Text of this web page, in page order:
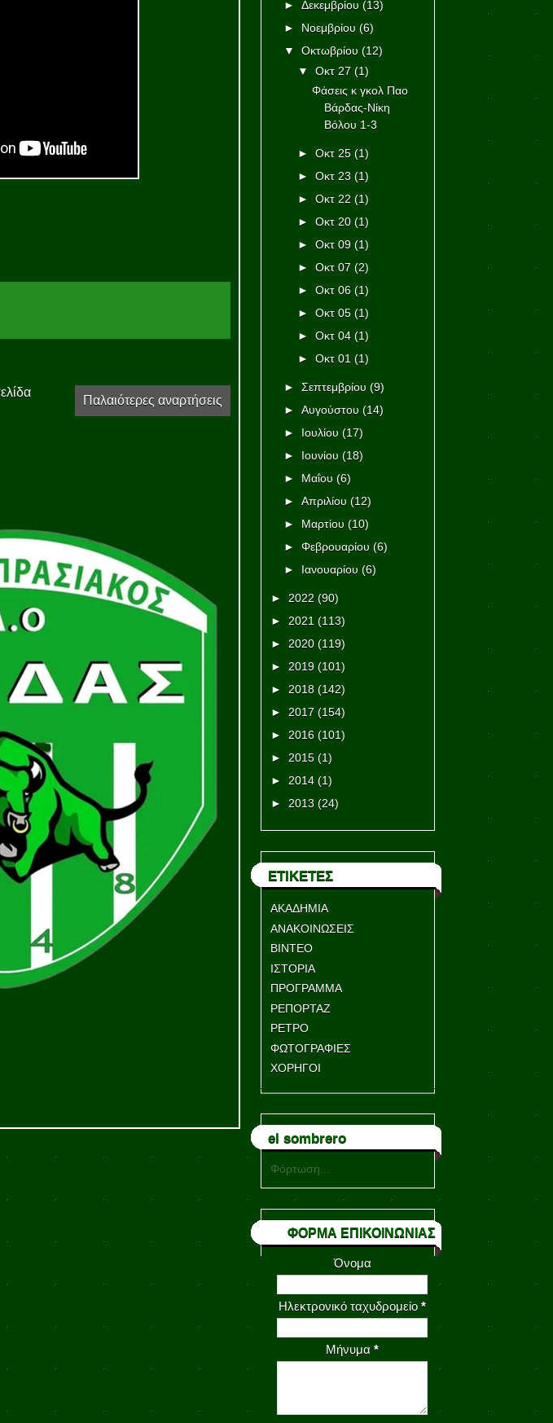
Παλαιότερες αναρτήσεις
►Δεκεμβρίου (13)
► Νοεμβρίου (6)
▼
Οκτωβρίου (12)
▼
Οκτ 27 (1)
Φάσεις κ γκολ Παο
Βάρδας-Νίκη
Βόλου 1-3
►Οκτ 25 (1)
►Οκτ 23 (1)
►Οκτ 22 (1)
►Οκτ 20 (1)
►Οκτ 09 (1)
►Οκτ 07 (2)
►Οκτ 06 (1)
►Οκτ 05 (1)
►Οκτ 04 (1)
►Οκτ 01 (1)
►Σεπτεμβρίου (9)
►Αυγούστου (14)
► Ιουλίου (17)
► Ιουνίου (18)
► Μαΐου (6)
►Απριλίου (12)
► Μαρτίου (10)
►Φεβρουαρίου (6)
► Ιανουαρίου (6)
► 2022 (90)
► 2021 (113)
► 2020 (119)
► 2019 (101)
► 2018 (142)
► 2017 (154)
► 2016 (101)
► 2015 (1)
► 2014 (1)
► 2013 (24)
ΕΤΙΚΕΤΕΣ
ΑΚΑΔΗΜΙΑ
ΑΝΑΚΟΙΝΩΣΕΙΣ
ΒΙΝΤΕΟ
ΙΣΤΟΡΙΑ
ΠΡΟΓΡΑΜΜΑ
ΡΕΠΟΡΤΑΖ
ΡΕΤΡΟ
ΦΩΤΟΓΡΑΦΙΕΣ
ΧΟΡΗΓΟΙ
el sombrero
Φόρτωση...
ΦΟΡΜΑ ΕΠΙΚΟΙΝΩΝΙΑΣ
Όνομα
Ηλεκτρονικό ταχυδρομείο *
Μήνυμα *